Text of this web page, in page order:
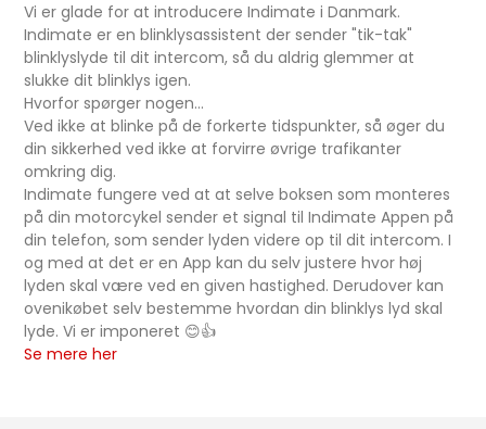
Vi er glade for at introducere Indimate i Danmark.
Indimate er en blinklysassistent der sender "tik-tak"
blinklyslyde til dit intercom, så du aldrig glemmer at
slukke dit blinklys igen.
Hvorfor spørger nogen...
Ved ikke at blinke på de forkerte tidspunkter, så øger du
din sikkerhed ved ikke at forvirre øvrige trafikanter
omkring dig.
Indimate fungere ved at at selve boksen som monteres
på din motorcykel sender et signal til Indimate Appen på
din telefon, som sender lyden videre op til dit intercom. I
og med at det er en App kan du selv justere hvor høj
lyden skal være ved en given hastighed. Derudover kan
ovenikøbet selv bestemme hvordan din blinklys lyd skal
lyde. Vi er imponeret 😊👍
Se mere her